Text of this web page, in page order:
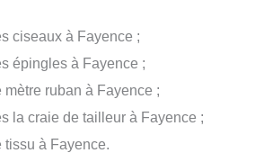
ciseaux à Fayence ;
épingles à Fayence ;
mètre ruban à Fayence ;
la craie de tailleur à Fayence ;
tissu à Fayence.